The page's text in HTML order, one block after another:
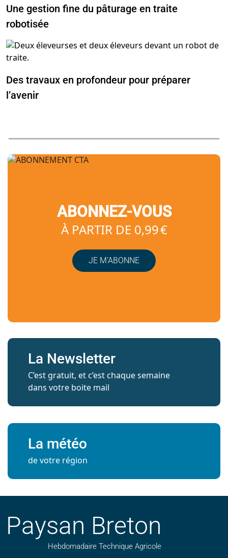
Une gestion fine du pâturage en traite
robotisée
Des travaux en profondeur pour préparer
l’avenir
ABONNEZ-VOUS
À PARTIR DE 0,99 €
JE M’ABONNE
La Newsletter
C’est gratuit, et c’est chaque semaine
dans votre boite mail
La météo
de votre région
Paysan Breton
Hebdomadaire Technique Agricole